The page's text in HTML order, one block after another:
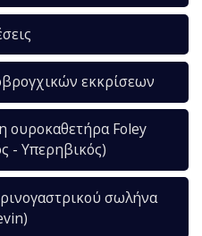
εκκρίσεων
ουροκαθετήρα Foley
- Υπερηβικός)
σωλήνα